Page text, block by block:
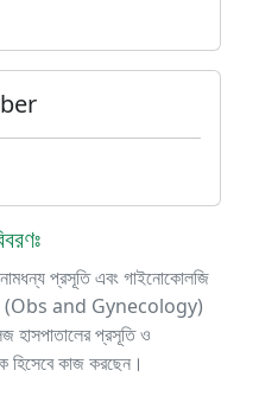
প্রসূতি এবং গাইনোকোলজি
(Obs and Gynecology)
হাসপাতালের প্রসূতি ও
হিসেবে কাজ করছেন।